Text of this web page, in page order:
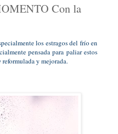
Con la
los estragos del frío en
pensada para paliar estos
reformulada y mejorada.